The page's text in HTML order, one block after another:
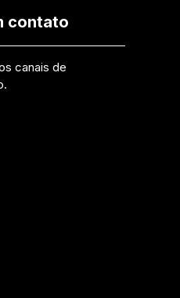
contato
canais de